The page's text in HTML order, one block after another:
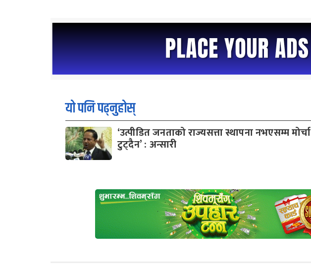
यो पनि पढ्नुहोस्
‘उत्पीडित जनताको राज्यसत्ता स्थापना नभएसम्म मोर्चा
टुट्दैन’ : अन्सारी